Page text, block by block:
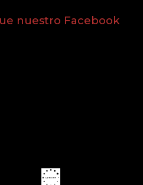
nuestro Facebook